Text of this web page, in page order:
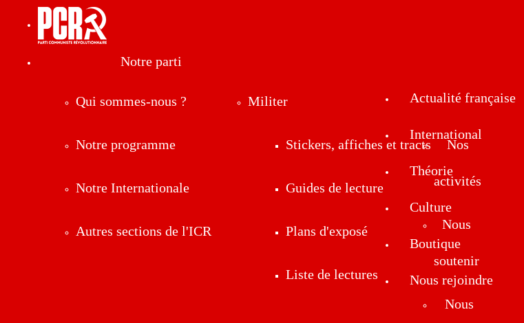
Notre parti
Qui sommes-nous ?
Notre programme
Notre Internationale
Autres sections de l'ICR
Militer
Stickers, affiches et tracts
Guides de lecture
Plans d'exposé
Liste de lectures
Nos
activités
Nous
soutenir
Nous
Actualité française
International
Théorie
Culture
Boutique
Nous rejoindre